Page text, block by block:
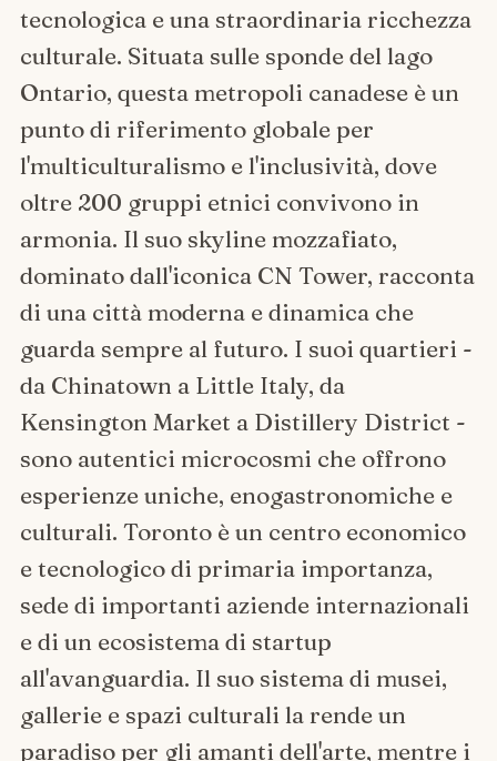
tecnologica e una straordinaria ricchezza
culturale. Situata sulle sponde del lago
Ontario, questa metropoli canadese è un
punto di riferimento globale per
l'multiculturalismo e l'inclusività, dove
oltre 200 gruppi etnici convivono in
armonia. Il suo skyline mozzafiato,
dominato dall'iconica CN Tower, racconta
di una città moderna e dinamica che
guarda sempre al futuro. I suoi quartieri -
da Chinatown a Little Italy, da
Kensington Market a Distillery District -
sono autentici microcosmi che offrono
esperienze uniche, enogastronomiche e
culturali. Toronto è un centro economico
e tecnologico di primaria importanza,
sede di importanti aziende internazionali
e di un ecosistema di startup
all'avanguardia. Il suo sistema di musei,
gallerie e spazi culturali la rende un
paradiso per gli amanti dell'arte, mentre i